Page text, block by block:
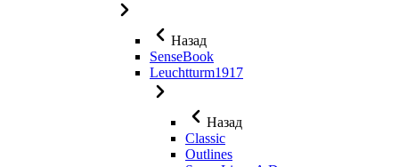
Назад
SenseBook
Leuchtturm1917
Назад
Classic
Outlines